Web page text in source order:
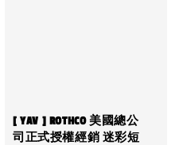
[ YAV ] ROTHCO 美國總公
司正式授權經銷 迷彩短